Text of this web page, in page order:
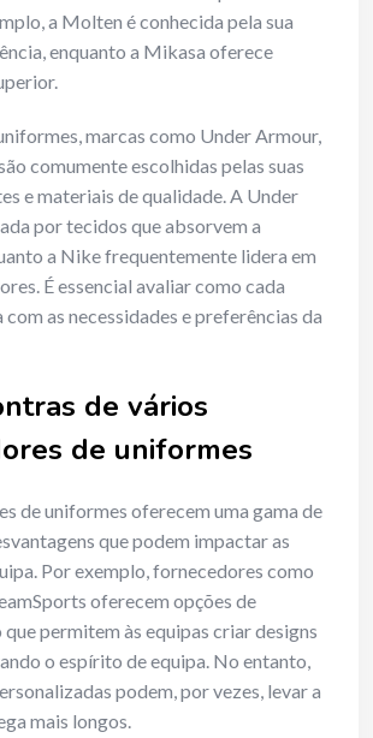
a Molten é conhecida pela sua
enquanto a Mikasa oferece
marcas como Under Armour,
comumente escolhidas pelas suas
e materiais de qualidade. A Under
por tecidos que absorvem a
a Nike frequentemente lidera em
É essencial avaliar como cada
com as necessidades e preferências da
de vários
de uniformes
de uniformes oferecem uma gama de
que podem impactar as
Por exemplo, fornecedores como
oferecem opções de
permitem às equipas criar designs
o espírito de equipa. No entanto,
podem, por vezes, levar a
mais longos.